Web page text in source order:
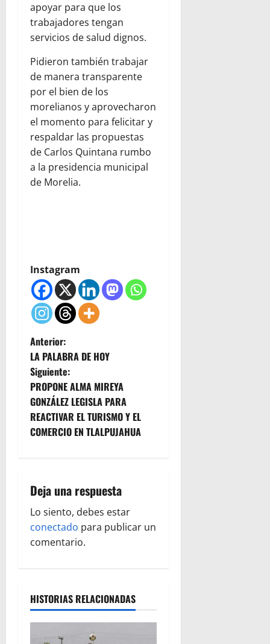
apoyar para que los
trabajadores tengan
servicios de salud dignos.
Pidieron también trabajar
de manera transparente
por el bien de los
morelianos y aprovecharon
el momento para felicitar y
respaldar las propuestas
de Carlos Quintana rumbo
a la presidencia municipal
de Morelia.
Instagram
N
a
v
e
c
i
ó
d
e
Anterior:
LA PALABRA DE HOY
Siguiente:
PROPONE ALMA MIREYA
GONZÁLEZ LEGISLA PARA
REACTIVAR EL TURISMO Y EL
COMERCIO EN TLALPUJAHUA
Deja una respuesta
Lo siento, debes estar
conectado para publicar un
comentario.
HISTORIAS RELACIONADAS